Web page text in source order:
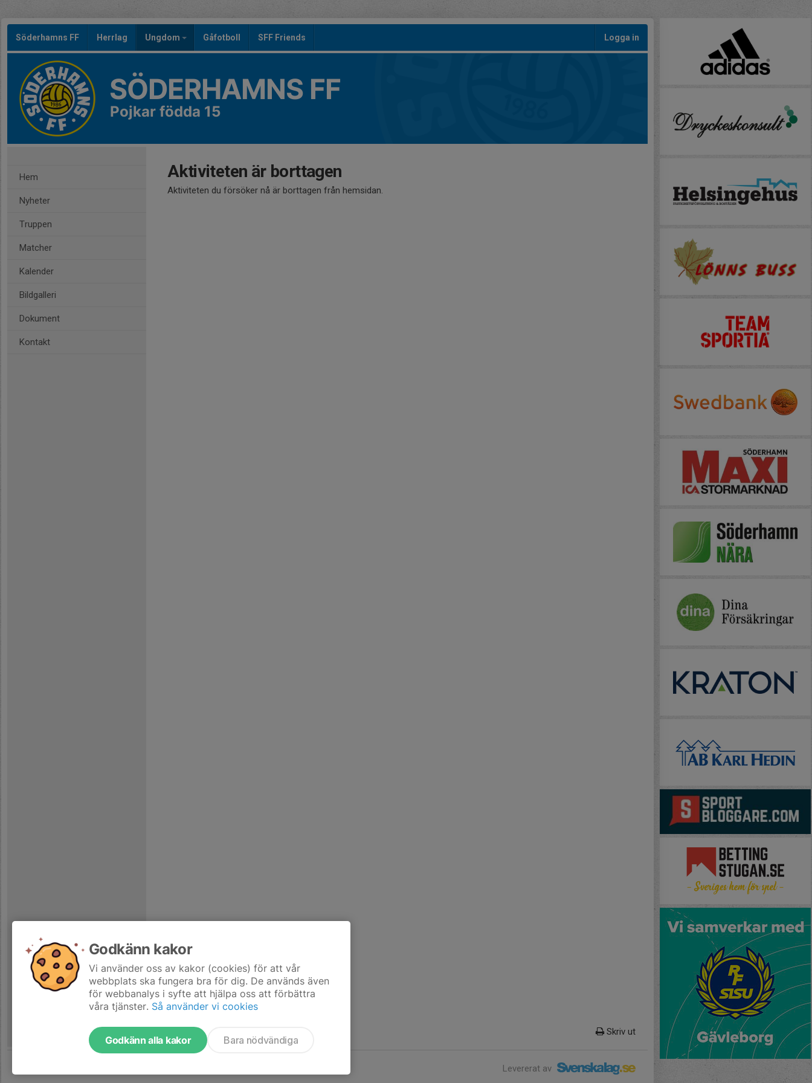
Söderhamns FF Herrlag Ungdom Gåfotboll SFF Friends Logga in
SÖDERHAMNS FF
Pojkar födda 15
Hem
Nyheter
Truppen
Matcher
Kalender
Bildgalleri
Dokument
Kontakt
Aktiviteten är borttagen
Aktiviteten du försöker nå är borttagen från hemsidan.
Skriv ut
Levererat av
Godkänn kakor
Vi använder oss av kakor (cookies) för att vår
webbplats ska fungera bra för dig. De används även
för webbanalys i syfte att hjälpa oss att förbättra
våra tjänster. Så använder vi cookies
Godkänn alla kakor Bara nödvändiga